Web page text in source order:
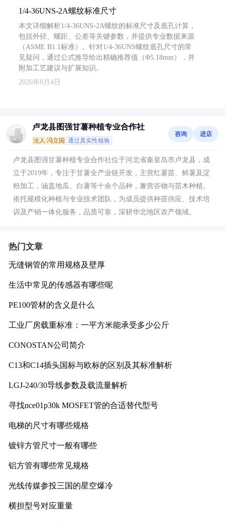
1/4-36UNS-2A螺纹标准尺寸
本文详细解析1/4-36UNS-2A螺纹的标准尺寸及底孔计算，
包括外径、螺距、公差等关键参数，并提供专业数据来源
（ASME B1.1标准）。针对1/4-36UNS螺纹底孔尺寸的常
见疑问，通过公式推导给出精确推荐值（Φ5.18mm），并
附加工艺建议与扩展知识。
2026年8月4日
卢龙县图强甘薯种植专业合作社
法人:冯立国 通过真实性核验
咨询 进店
卢龙县图强甘薯种植专业合作社位于河北省秦皇岛市卢龙县，成
立于2019年，专注于甘薯全产业链开发，主营红薯苗、鲜薯及淀
粉加工，涵盖地瓜、白薯等十余个品种，兼营谷物与苗木种植。
依托规模化种植与专业技术团队，为成员提供种苗供应、技术培
训及产销一体化服务，品质可靠，深耕华北地区农产领域。
热门文章
无缝钢管的常用规格及壁厚
生活中常见的传感器有哪些呢
PE100管材的含义是什么
工业厂房载重标准：一平方米能承受多少公斤
CONOSTAN公司简介
C13和C14插头国标与欧标的区别及其标准解析
LGJ-240/30导线参数及载流量解析
寻找nce01p30k MOSFET管的合适替代型号
电梯的尺寸有哪些规格
镀锌方管尺寸一般有哪些
铝方管有哪些常见规格
光线传媒参投三国的星空爆冷
横担型号对应重量